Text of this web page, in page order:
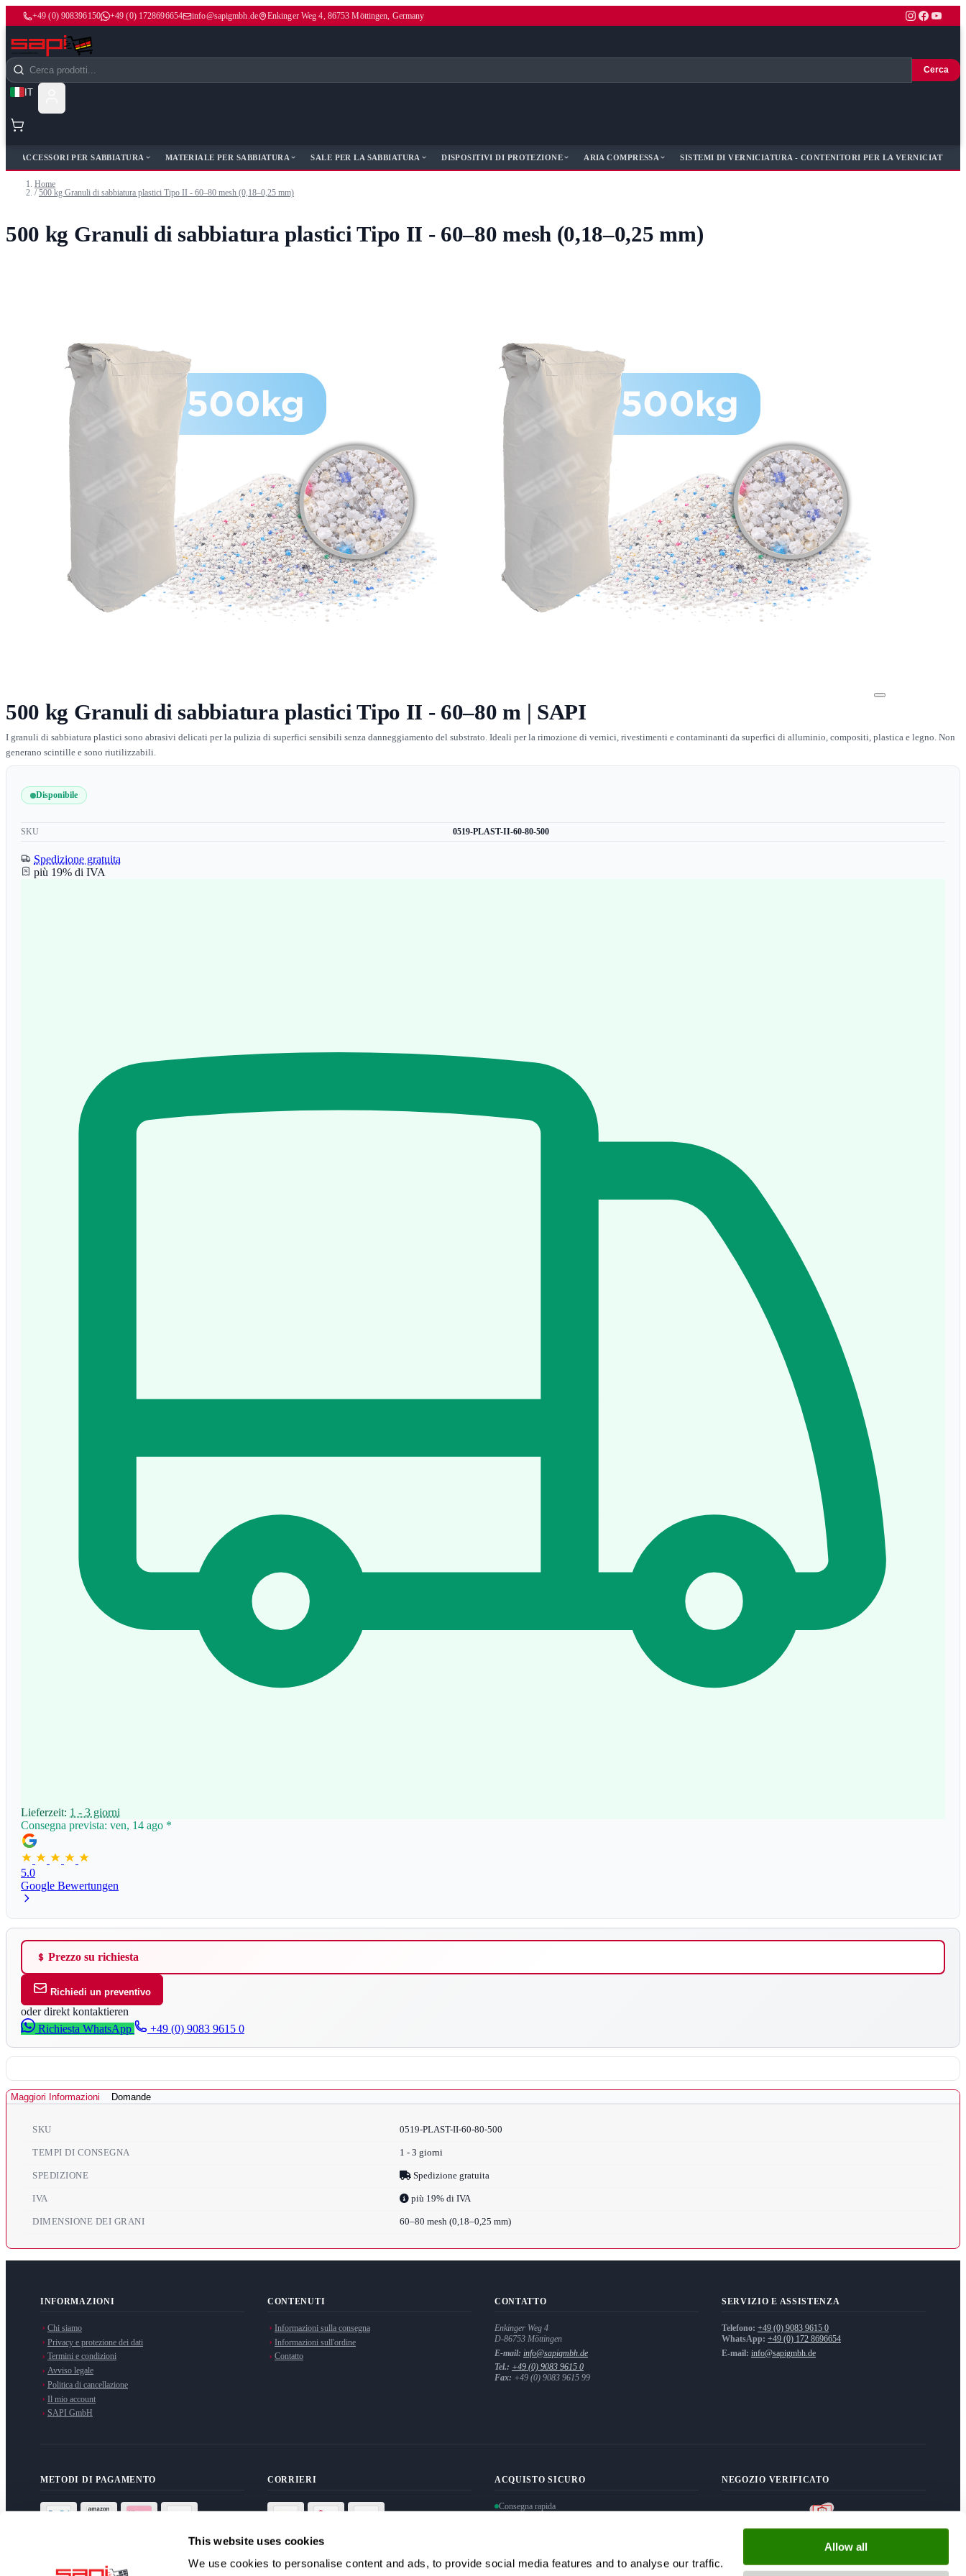
This website uses cookies
We use cookies to personalise content and ads, to provide social media features and to analyse our traffic.
Allow all
+49 (0) 908396150 +49 (0) 1728696654 info@sapigmbh.de Enkinger Weg 4, 86753 Möttingen, Germany
Cerca Cerca
IT
ACCESSORI PER SABBIATURA MATERIALE PER SABBIATURA SALE PER LA SABBIATURA DISPOSITIVI DI PROTEZIONE ARIA COMPRESSA SISTEMI DI VERNICIATURA - CONTENITORI PER LA VERNICIATURA
Home
/ 500 kg Granuli di sabbiatura plastici Tipo II - 60–80 mesh (0,18–0,25 mm)
500 kg Granuli di sabbiatura plastici Tipo II - 60–80 mesh (0,18–0,25 mm)
500 kg Granuli di sabbiatura plastici Tipo II - 60–80 m | SAPI
I granuli di sabbiatura plastici sono abrasivi delicati per la pulizia di superfici sensibili senza danneggiamento del substrato. Ideali per la rimozione di vernici, rivestimenti e contaminanti da superfici di alluminio, compositi, plastica e legno. Non
generano scintille e sono riutilizzabili.
Disponibile
SKU 0519-PLAST-II-60-80-500
Spedizione gratuita
più 19% di IVA
Lieferzeit: 1 - 3 giorni
Consegna prevista: ven, 14 ago *
5.0
Google Bewertungen
Prezzo su richiesta
Richiedi un preventivo
oder direkt kontaktieren
Richiesta WhatsApp
+49 (0) 9083 9615 0
Maggiori Informazioni Domande
SKU 0519-PLAST-II-60-80-500
TEMPI DI CONSEGNA 1 - 3 giorni
SPEDIZIONE Spedizione gratuita
IVA più 19% di IVA
DIMENSIONE DEI GRANI 60–80 mesh (0,18–0,25 mm)
INFORMAZIONI
Chi siamo
Privacy e protezione dei dati
Termini e condizioni
Avviso legale
Politica di cancellazione
Il mio account
SAPI GmbH
CONTENUTI
Informazioni sulla consegna
Informazioni sull'ordine
Contatto
CONTATTO
Enkinger Weg 4
D-86753 Möttingen
E-mail: info@sapigmbh.de
Tel.: +49 (0) 9083 9615 0
Fax: +49 (0) 9083 9615 99
SERVIZIO E ASSISTENZA
Telefono: +49 (0) 9083 9615 0
WhatsApp: +49 (0) 172 8696654
E-mail: info@sapigmbh.de
METODI DI PAGAMENTO CORRIERI ACQUISTO SICURO
Consegna rapida
NEGOZIO VERIFICATO